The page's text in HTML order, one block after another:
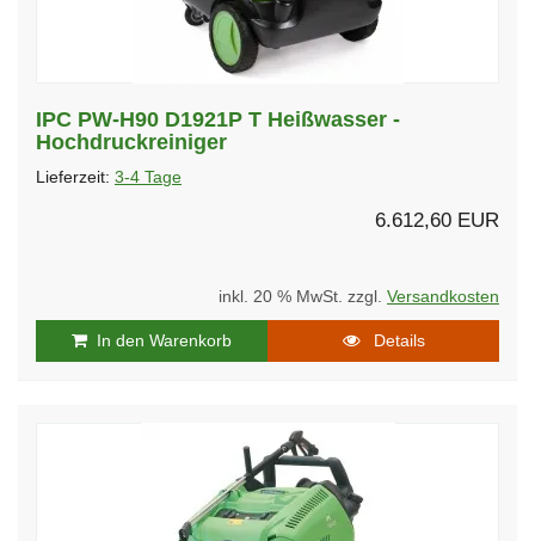
IPC PW-H90 D1921P T Heißwasser -
Hochdruckreiniger
Lieferzeit: 3-4 Tage
6.612,60 EUR
inkl. 20 % MwSt. zzgl. Versandkosten
In den Warenkorb Details